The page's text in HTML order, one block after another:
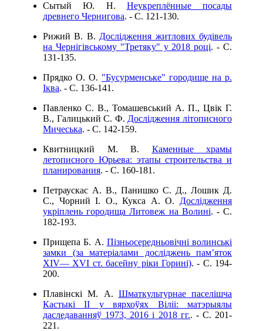
Сытый Ю. Н. Неукреплённые посады
древнего Чернигова. - C. 121-130.
Рижий В. В. Дослідження житлових будівель
на Чернігівському "Третяку" у 2018 році. - C.
131-135.
Прядко О. О. "Бусурменське" городище на р.
Іква. - C. 136-141.
Павленко С. В., Томашевський А. П., Цвік Г.
В., Галицький С. Ф. Дослідження літописного
Мичеська. - C. 142-159.
Квитницкий М. В. Каменные храмы
летописного Юрьева: этапы строительства и
планирования. - C. 160-181.
Петраускас А. В., Панишко С. Д., Лошик Д.
С., Чорний І. О., Кукса А. О. Дослідження
укріплень городища Литовеж на Волині. - C.
182-193.
Прищепа Б. А. Пізньосередньовічні волинські
замки (за матеріалами досліджень пам’яток
XIV— XVI ст. басейну ріки Горині). - C. 194-
200.
Плавінскі М. А. Шматкультурнае паселішча
Кастыкі ІІ у вярхоўях Віліі: матэрыялы
даследаванняў 1973, 2016 і 2018 гг.. - C. 201-
221.